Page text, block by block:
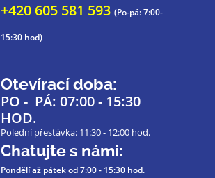
+420 605 581 593 (Po-pá: 7:00-
15:30 hod)
Otevírací doba:
PO - PÁ: 07:00 - 15:30
HOD.
Polední přestávka: 11:30 - 12:00 hod.
Chatujte s námi:
Pondělí až pátekod 7:00 - 15:30 hod.